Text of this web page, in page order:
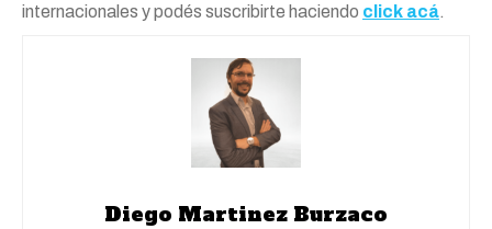
internacionales y podés suscribirte haciendo click acá.
Diego Martinez Burzaco